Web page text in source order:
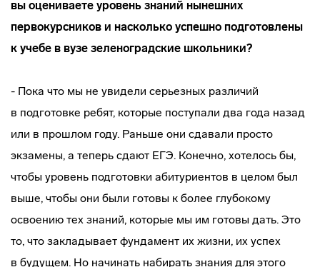
вы оцениваете уровень знаний нынешних
первокурсников и насколько успешно подготовлены
к учебе в вузе зеленоградские школьники?
- Пока что мы не увидели серьезных различий
в подготовке ребят, которые поступали два года назад
или в прошлом году. Раньше они сдавали просто
экзамены, а теперь сдают ЕГЭ. Конечно, хотелось бы,
чтобы уровень подготовки абитуриентов в целом был
выше, чтобы они были готовы к более глубокому
освоению тех знаний, которые мы им готовы дать. Это
то, что закладывает фундамент их жизни, их успех
в будущем. Но начинать набирать знания для этого